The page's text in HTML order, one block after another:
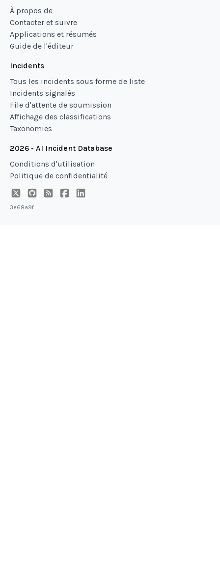
À propos de
Contacter et suivre
Applications et résumés
Guide de l'éditeur
Incidents
Tous les incidents sous forme de liste
Incidents signalés
File d'attente de soumission
Affichage des classifications
Taxonomies
2026 - AI Incident Database
Conditions d'utilisation
Politique de confidentialité
3e68a9f